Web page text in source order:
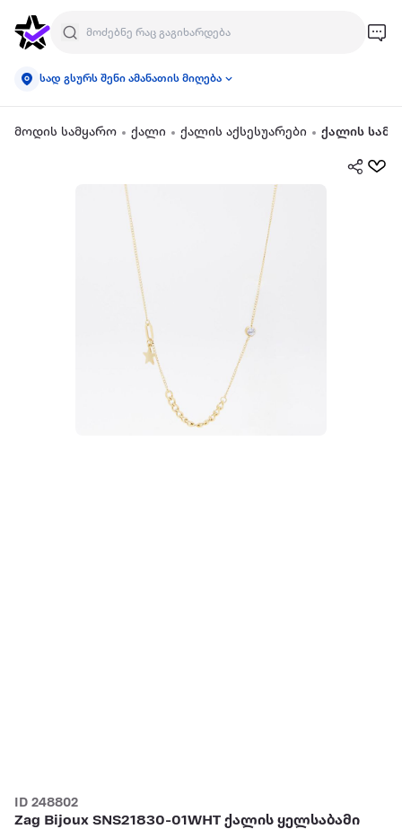
სად გსურს შენი ამანათის მიღება
მოდის სამყარო ქალი ქალის აქსესუარები ქალის
ID 248802
Zag Bijoux SNS21830-01WHT ქალის ყელსაბამი